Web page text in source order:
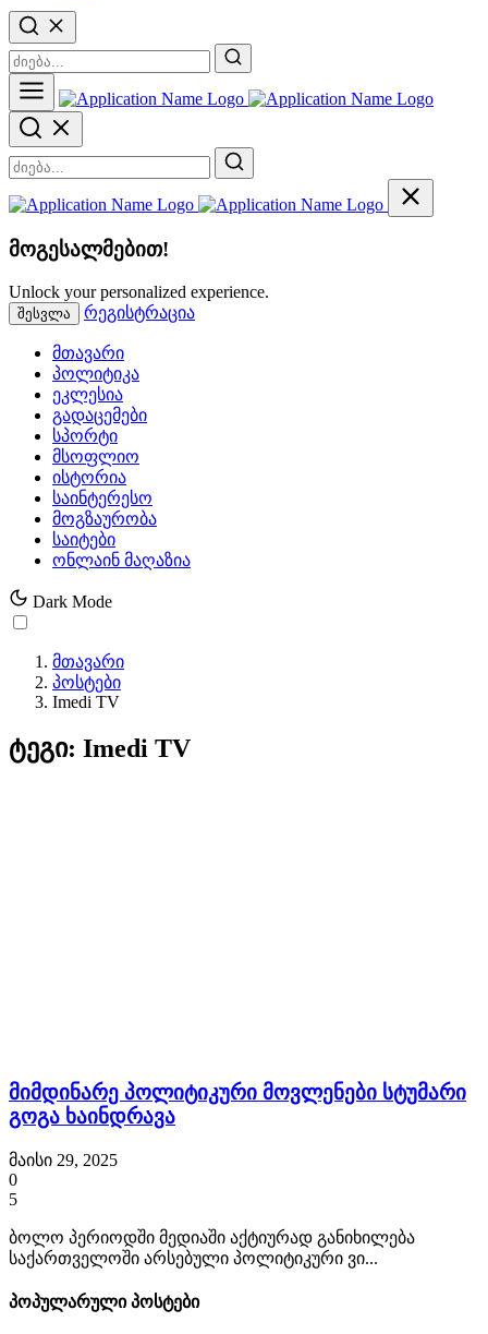
მოგესალმებით!
Unlock your personalized experience.
შესვლა რეგისტრაცია
მთავარი
პოლიტიკა
ეკლესია
გადაცემები
სპორტი
მსოფლიო
ისტორია
საინტერესო
მოგზაურობა
საიტები
ონლაინ მაღაზია
Dark Mode
მთავარი
პოსტები
Imedi TV
ტეგი: Imedi TV
მიმდინარე პოლიტიკური მოვლენები სტუმარი
გოგა ხაინდრავა
მაისი 29, 2025
0
5
ბოლო პერიოდში მედიაში აქტიურად განიხილება
საქართველოში არსებული პოლიტიკური ვი...
პოპულარული პოსტები